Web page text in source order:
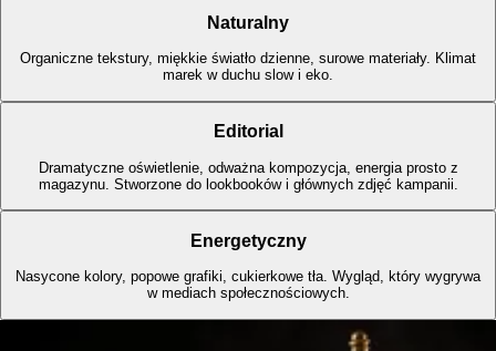
Naturalny
Organiczne tekstury, miękkie światło dzienne, surowe materiały. Klimat
marek w duchu slow i eko.
Editorial
Dramatyczne oświetlenie, odważna kompozycja, energia prosto z
magazynu. Stworzone do lookbooków i głównych zdjęć kampanii.
Energetyczny
Nasycone kolory, popowe grafiki, cukierkowe tła. Wygląd, który wygrywa
w mediach społecznościowych.